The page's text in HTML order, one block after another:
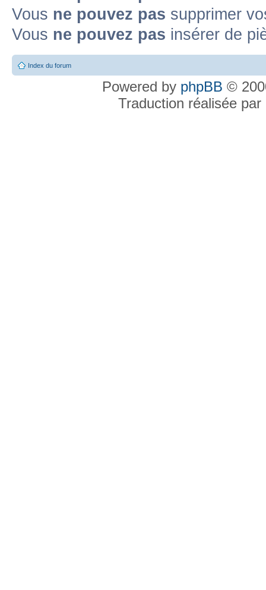
Vous ne pouvez pas supprimer
Vous ne pouvez pas insérer de
Index du forum
Powered by phpBB ©
Traduction réalisée par